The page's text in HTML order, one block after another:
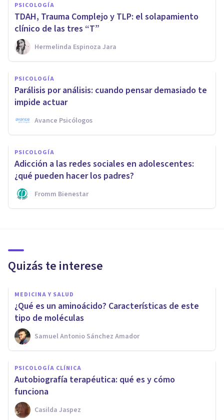
PSICOLOGÍA
TDAH, Trauma Complejo y TLP: el solapamiento
clínico de las tres “T”
Hermelinda Espinoza Jara
PSICOLOGÍA
Parálisis por análisis: cuando pensar demasiado te
impide actuar
Avance Psicólogos
PSICOLOGÍA
Adicción a las redes sociales en adolescentes:
¿qué pueden hacer los padres?
Fromm Bienestar
Quizás te interese
MEDICINA Y SALUD
¿Qué es un aminoácido? Características de este
tipo de moléculas
Samuel Antonio Sánchez Amador
PSICOLOGÍA CLÍNICA
Autobiografía terapéutica: qué es y cómo
funciona
Casilda Jaspez